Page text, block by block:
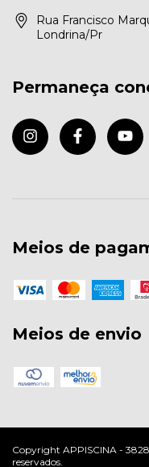
Rua Francisco
Londrina/Pr
Permaneça
Meios de
Meios de envio
Copyright APPISCINA -
reservados.